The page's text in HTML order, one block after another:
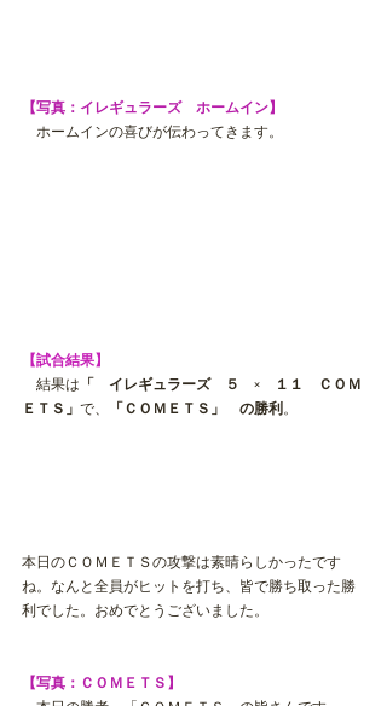
【写真：イレギュラーズ　ホームイン】
ホームインの喜びが伝わってきます。
【試合結果】
結果は 「　イレギュラーズ　５　×　１１　ＣＯＭ
ＥＴＳ」 で、 「ＣＯＭＥＴＳ」　の勝利。
本日のＣＯＭＥＴＳの攻撃は素晴らしかったです
ね。なんと全員がヒットを打ち、皆で勝ち取った勝
利でした。おめでとうございました。
【写真：ＣＯＭＥＴＳ】